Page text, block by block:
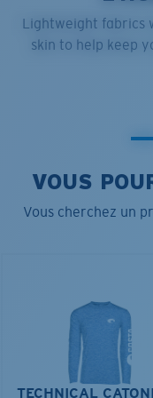
Lightweight fabrics
skin to help keep
VOUS
Vous cherchez un
TECHNICAL